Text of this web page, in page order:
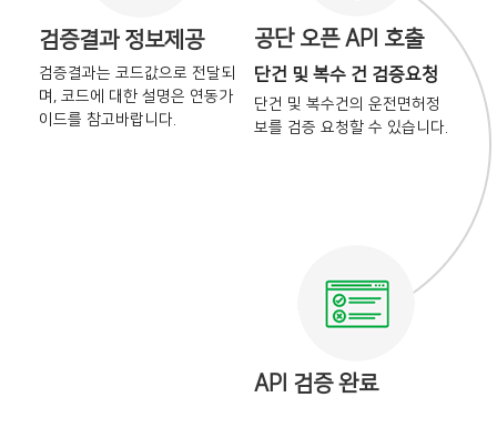
공단 오픈 API 호출
단건 및 복수 건 검증요청
단건 및 복수건의 운전면허정
보를 검증 요청할 수 있습니다.
검증결과 정보제공
검증결과는 코드값으로 전달되
며, 코드에 대한 설명은 연동가
이드를 참고바랍니다.
API 검증 완료